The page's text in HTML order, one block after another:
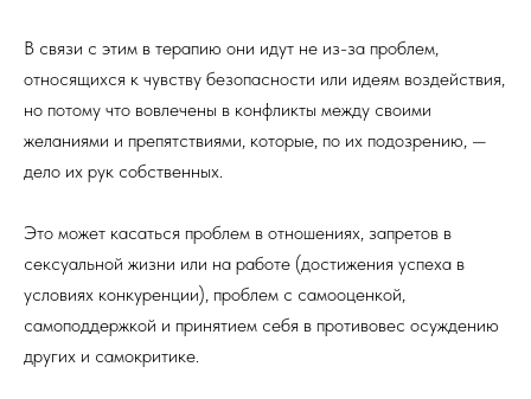
В связи с этим в терапию они идут не из-за проблем,
относящихся к чувству безопасности или идеям воздействия,
но потому что вовлечены в конфликты между своими
желаниями и препятствиями, которые, по их подозрению, —
дело их рук собственных.
Это может касаться проблем в отношениях, запретов в
сексуальной жизни или на работе (достижения успеха в
условиях конкуренции), проблем с самооценкой,
самоподдержкой и принятием себя в противовес осуждению
других и самокритике.